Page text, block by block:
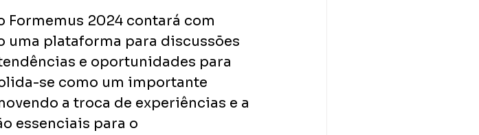
Formemus 2024 contará com
plataforma para discussões
e oportunidades para
se como um importante
a troca de experiências e a
essenciais para o